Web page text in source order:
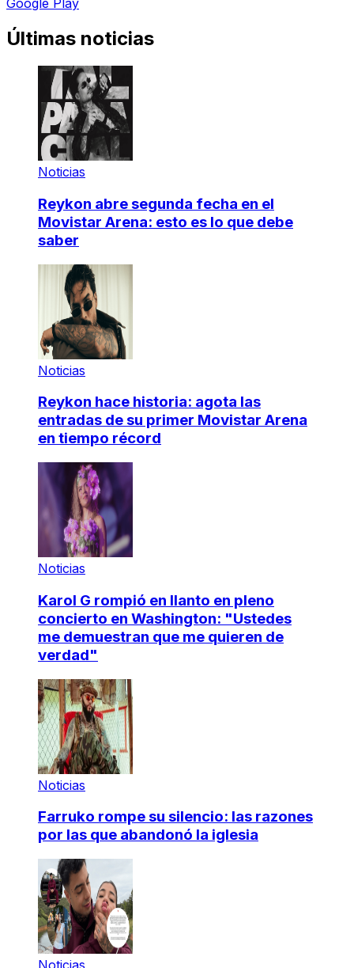
Google Play
Últimas noticias
Noticias
Reykon abre segunda fecha en el
Movistar Arena: esto es lo que debe
saber
Noticias
Reykon hace historia: agota las
entradas de su primer Movistar Arena
en tiempo récord
Noticias
Karol G rompió en llanto en pleno
concierto en Washington: "Ustedes
me demuestran que me quieren de
verdad"
Noticias
Farruko rompe su silencio: las razones
por las que abandonó la iglesia
Noticias